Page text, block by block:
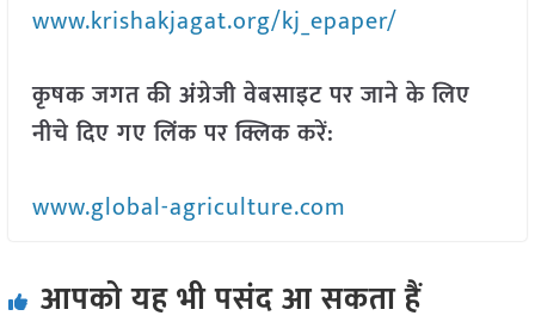
www.krishakjagat.org/kj_epaper/
कृषक जगत की अंग्रेजी वेबसाइट पर जाने के लिए
नीचे दिए गए लिंक पर क्लिक करें:
www.global-agriculture.com
आपको यह भी पसंद आ सकता हैं